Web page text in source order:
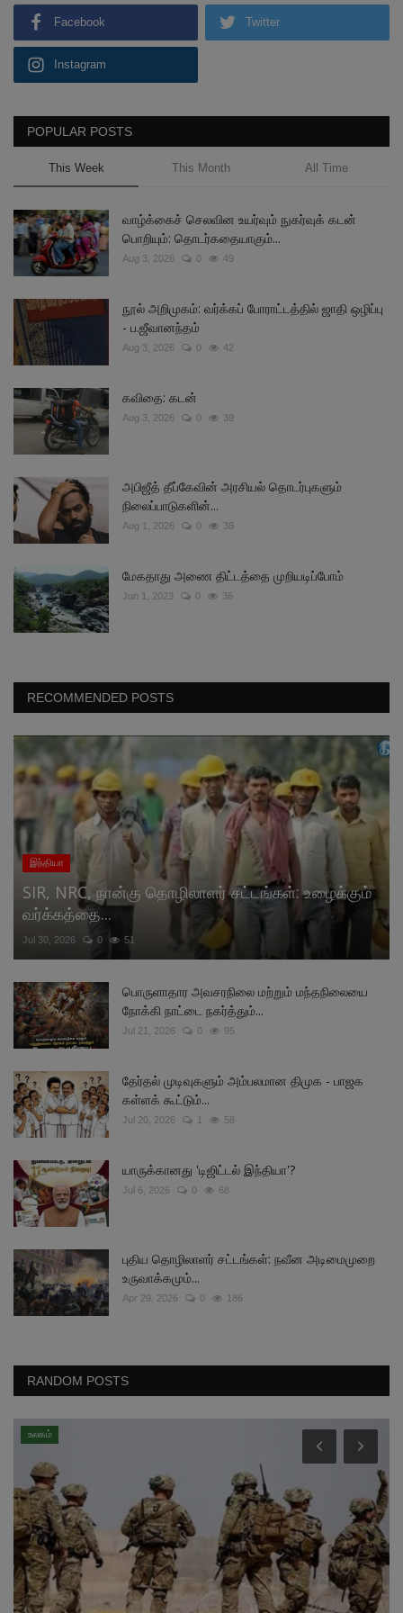
Facebook Twitter
Instagram
POPULAR POSTS
This Week This Month All Time
வாழ்க்கைச் செலவின உயர்வும் நுகர்வுக் கடன்
பொறியும்: தொடர்கதையாகும்...
Aug 3, 2026 0 49
நூல் அறிமுகம்: வர்க்கப் போராட்டத்தில் ஜாதி ஒழிப்பு
- ப.ஜீவானந்தம்
Aug 3, 2026 0 42
கவிதை: கடன்
Aug 3, 2026 0 39
அபிஜீத் தீப்கேவின் அரசியல் தொடர்புகளும்
நிலைப்பாடுகளின்...
Aug 1, 2026 0 38
மேகதாது அணை திட்டத்தை முறியடிப்போம்
Jun 1, 2023 0 36
RECOMMENDED POSTS
இந்தியா
SIR, NRC, நான்கு தொழிலாளர் சட்டங்கள்: உழைக்கும்
வர்க்கத்தை...
Jul 30, 2026 0 51
பொருளாதார அவசரநிலை மற்றும் மந்தநிலையை
நோக்கி நாட்டை நகர்த்தும்...
Jul 21, 2026 0 95
தேர்தல் முடிவுகளும் அம்பலமான திமுக - பாஜக
கள்ளக் கூட்டும்...
Jul 20, 2026 1 58
யாருக்கானது 'டிஜிட்டல் இந்தியா'?
Jul 6, 2026 0 68
புதிய தொழிலாளர் சட்டங்கள்: நவீன அடிமைமுறை
உருவாக்கமும்...
Apr 29, 2026 0 186
RANDOM POSTS
உலகம்